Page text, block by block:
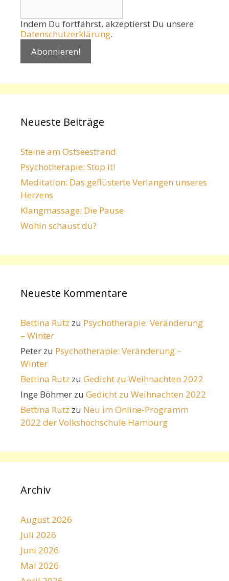
Indem Du fortfährst, akzeptierst Du unsere
Datenschutzerklärung.
Neueste Beiträge
Steine am Ostseestrand
Psychotherapie: Stop it!
Meditation: Das geflüsterte Verlangen unseres
Herzens
Klangmassage: Die Pause
Wohin schaust du?
Neueste Kommentare
Bettina Rutz zu Psychotherapie: Veränderung
– Winter
Peter zu Psychotherapie: Veränderung –
Winter
Bettina Rutz zu Gedicht zu Weihnachten 2022
Inge Böhmer zu Gedicht zu Weihnachten 2022
Bettina Rutz zu Neu im Online-Programm
2022 der Volkshochschule Hamburg
Archiv
August 2026
Juli 2026
Juni 2026
Mai 2026